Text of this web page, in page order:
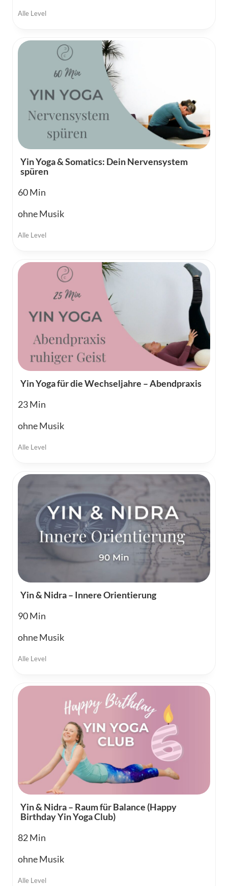
Alle Level
Yin Yoga & Somatics: Dein Nervensystem
spüren
60
ohne Musik
Alle Level
Yin Yoga für die Wechseljahre – Abendpraxis
23
ohne Musik
Alle Level
Yin & Nidra – Innere Orientierung
90
ohne Musik
Alle Level
Yin & Nidra – Raum für Balance (Happy
Birthday Yin Yoga Club)
82
ohne Musik
Alle Level